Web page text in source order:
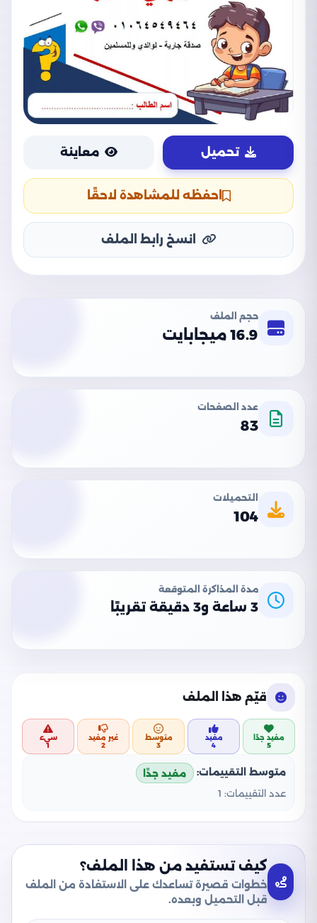
تحميل معاينة
احفظه للمشاهدة لاحقًا
انسخ رابط الملف
حجم الملف
16.9 ميجابايت
عدد الصفحات
83
التحميلات
104
مدة المذاكرة المتوقعة
3 ساعة و3 دقيقة تقريبًا
قيّم هذا الملف
مفيد جدًا
5
مفيد
4
متوسط
3
غير مفيد
2
سيء
1
متوسط التقييمات:
مفيد جدًا
عدد التقييمات: 1
كيف تستفيد من هذا الملف؟
خطوات قصيرة تساعدك على الاستفادة من الملف
قبل التحميل وبعده.